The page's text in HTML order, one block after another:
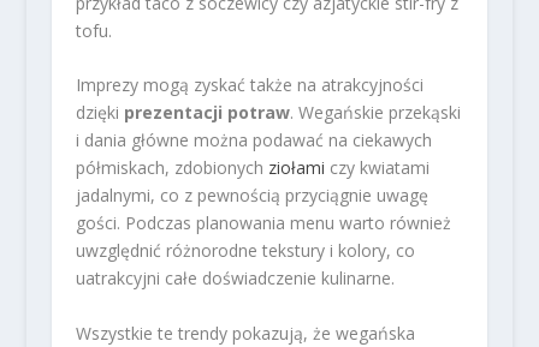
tofu.
Imprezy mogą zyskać także na atrakcyjności
dzięki prezentacji potraw. Wegańskie przekąski
i dania główne można podawać na ciekawych
półmiskach, zdobionych ziołami czy kwiatami
jadalnymi, co z pewnością przyciągnie uwagę
gości. Podczas planowania menu warto również
uwzględnić różnorodne tekstury i kolory, co
uatrakcyjni całe doświadczenie kulinarne.
Wszystkie te trendy pokazują, że wegańska